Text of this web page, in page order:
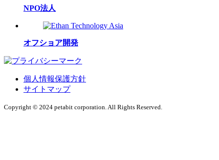
NPO法人
オフショア開発
個人情報保護方針
サイトマップ
Copyright © 2024 petabit corporation. All Rights Reserved.